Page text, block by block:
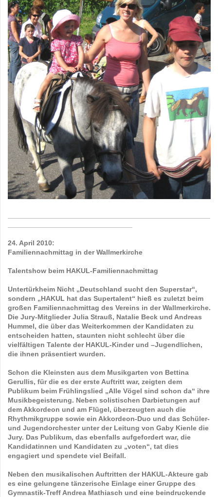
24. April 2010:
Familiennachmittag in der Wallmerkirche
Talentshow beim HAKUL-Familiennachmittag
Untertürkheim Nicht „Deutschland sucht den Superstar“,
sondern „HAKUL hat das Supertalent“ hieß es zuletzt beim
großen Familiennachmittag des Vereins in der Wallmerkirche.
Die Jury-Mitglieder Julia Strauß, Natalie Beck und Andreas
Hummel, die über das Weiterkommen der Kandidaten zu
entscheiden hatten, staunten nicht schlecht über die
vielfältigen Talente der HAKUL-Kinder und –Jugendlichen,
die ihnen präsentiert wurden.
Schon die Kleinsten aus dem Musikgarten von Bettina
Gerullis, für die es der erste Auftritt war, zeigten dem
Publikum beim Frühlingslied „Alle Vögel sind schon da“ ihre
Musikbegeisterung. Neben solistischen Darbietungen auf
dem Akkordeon und am Flügel, überzeugten auch die
Rhythmikgruppe sowie ein Akkordeon-Duo und das Schüler-
und Jugendorchester unter der Leitung von Gaby Kienle die
Jury. Das Publikum, das ebenfalls aufgefordert war, die
Kandidatinnen und Kandidaten zu „voten“, tat dies
engagiert und spendete viel Beifall.
Neben den musikalischen Auftritten der HAKUL-Akteure gab
es eine gelungene tänzerische Einlage einer Gruppe des
Gymnastik-Treff Andrea Mathiasch und eine beindruckende